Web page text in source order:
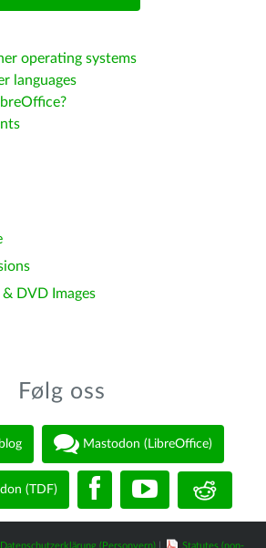
operating systems
languages
DVD Images
Følg oss
Mastodon (LibreOffice)
(TDF)
Datenschutzerklärung (Personvern)| Statutes (non-